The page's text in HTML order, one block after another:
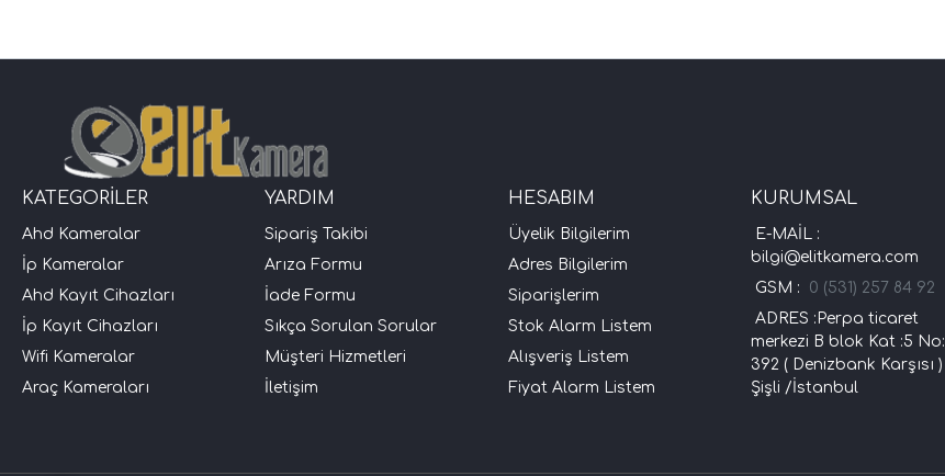
KATEGORİLER
Ahd Kameralar
İp Kameralar
Ahd Kayıt Cihazları
İp Kayıt Cihazları
Wifi Kameralar
Araç Kameraları
YARDIM
Sipariş Takibi
Arıza Formu
İade Formu
Sıkça Sorulan Sorular
Müşteri Hizmetleri
İletişim
HESABIM
Üyelik Bilgilerim
Adres Bilgilerim
Siparişlerim
Stok Alarm Listem
Alışveriş Listem
Fiyat Alarm Listem
KURUMSAL
E-MAİL :
bilgi@elitkamera.com
GSM : 0 (531) 257 84 92
ADRES :Perpa ticaret
merkezi B blok Kat :5 No:
392 ( Denizbank Karşısı )
Şişli /İstanbul